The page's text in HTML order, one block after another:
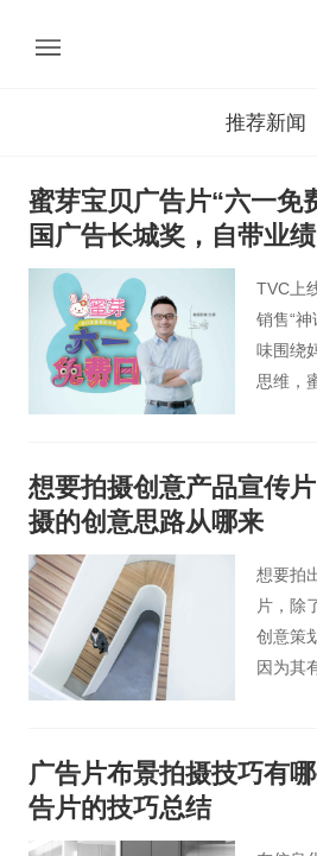
推荐新闻
蜜芽宝贝广告片“六一免
国广告长城奖，自带业
TVC上
销售“
味围绕
思维，
大赢家。
想要拍摄创意产品宣传
摄的创意思路从哪来
想要拍
片，除
创意策
因为其
式更能
让人们
创意产
广告片布景拍摄技巧有
告片的技巧总结